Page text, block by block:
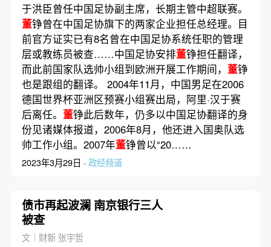
于洪臣曾任中国足协副主席，长期主管中超联赛。
董铮曾在中国足协旗下的两家企业担任总经理。目
前官方证实已有8名曾在中国足协系统任职的管理
层或教练员被查……中国足协安排董铮担任翻译，
而此前国家队选帅小组到欧洲开展工作期间， 董铮
也是跟组的翻译。 2004年11月，中国男足在2006
德国世界杯亚洲区预赛小组赛出局，阿里·汉于赛
后离任。 董铮此后数年，仍多以中国足协翻译的身
份见诸媒体报道，2006年8月，他还进入国奥队选
帅工作小组。2007年董铮曾以“20……
2023年3月29日 · 政经频道
债市再起波澜 南京银行三人
被查
文｜财新 张宇哲